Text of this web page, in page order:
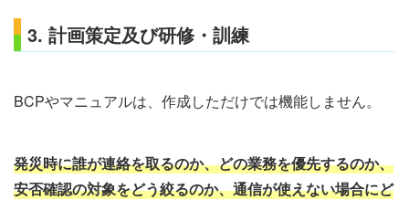
3. 計画策定及び研修・訓練
BCPやマニュアルは、作成しただけでは機能しません。
発災時に誰が連絡を取るのか、どの業務を優先するのか、
安否確認の対象をどう絞るのか、通信が使えない場合にど